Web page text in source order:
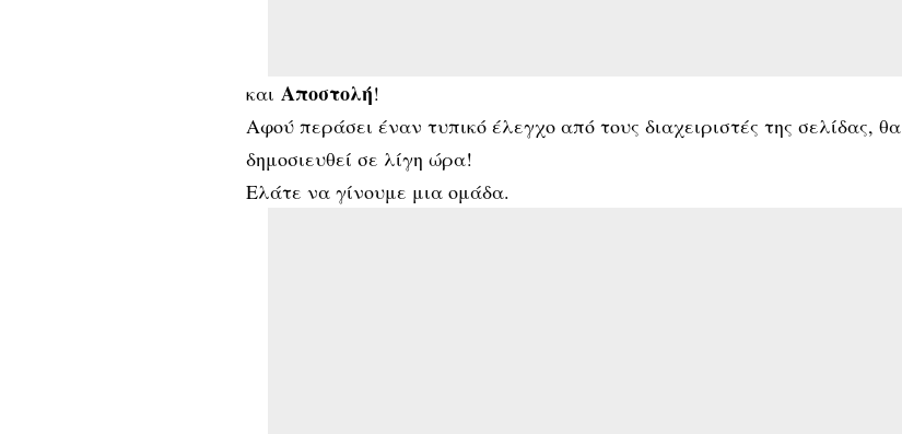
και Αποστολή!
Αφού περάσει έναν τυπικό έλεγχο από τους διαχειριστές της σελίδας, θα
δημοσιευθεί σε λίγη ώρα!
Ελάτε να γίνουμε μια ομάδα.